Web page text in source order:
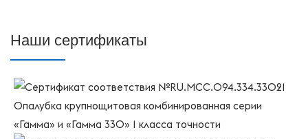
Наши сертификаты